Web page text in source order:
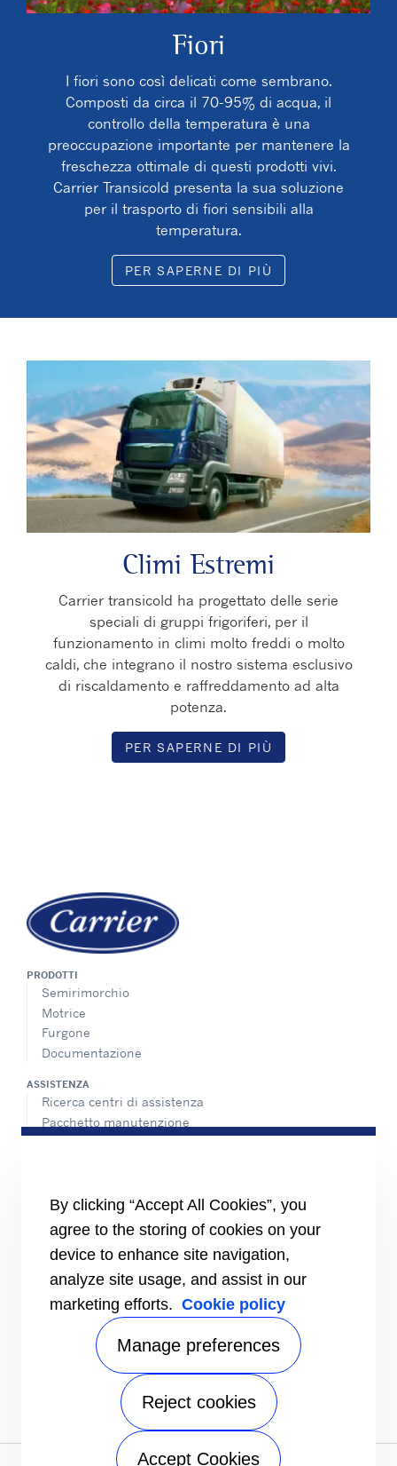
Fiori
I fiori sono così delicati come sembrano.
Composti da circa il 70-95% di acqua, il
controllo della temperatura è una
preoccupazione importante per mantenere la
freschezza ottimale di questi prodotti vivi.
Carrier Transicold presenta la sua soluzione
per il trasporto di fiori sensibili alla
temperatura.
PER SAPERNE DI PIÙ
Climi Estremi
Carrier transicold ha progettato delle serie
speciali di gruppi frigoriferi, per il
funzionamento in climi molto freddi o molto
caldi, che integrano il nostro sistema esclusivo
di riscaldamento e raffreddamento ad alta
potenza.
PER SAPERNE DI PIÙ
PRODOTTI
Semirimorchio
Motrice
Furgone
Documentazione
ASSISTENZA
Ricerca centri di assistenza
Pacchetto manutenzione
Centro Media
Contatti commerciali
Indice di uguaglianza di genere
By clicking “Accept All Cookies”, you
agree to the storing of cookies on your
device to enhance site navigation,
analyze site usage, and assist in our
marketing efforts. Cookie policy
Manage preferences
Reject cookies
Accept Cookies